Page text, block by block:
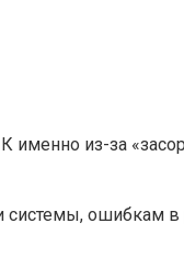
из-за
ошибкам